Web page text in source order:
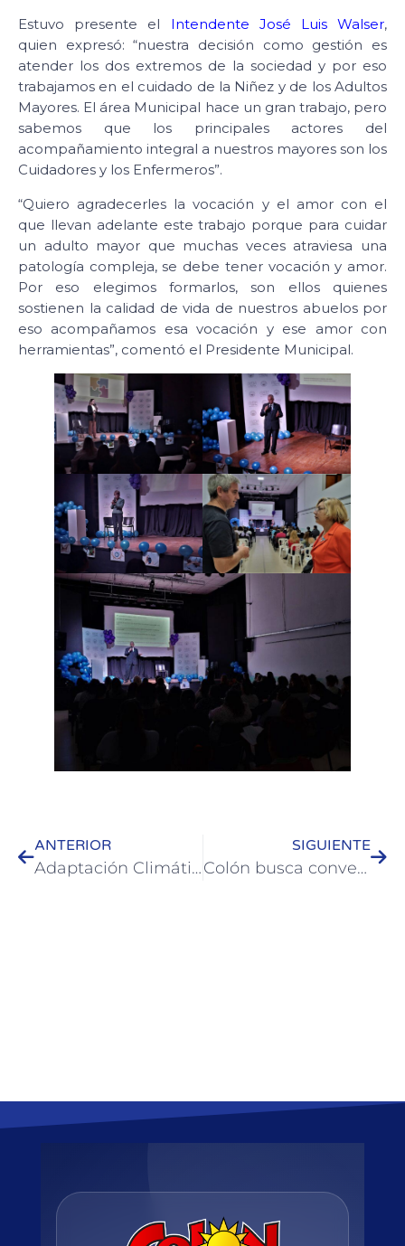
Estuvo presente el Intendente José Luis Walser,
quien expresó: “nuestra decisión como gestión es
atender los dos extremos de la sociedad y por eso
trabajamos en el cuidado de la Niñez y de los Adultos
Mayores. El área Municipal hace un gran trabajo, pero
sabemos que los principales actores del
acompañamiento integral a nuestros mayores son los
Cuidadores y los Enfermeros”.
“Quiero agradecerles la vocación y el amor con el
que llevan adelante este trabajo porque para cuidar
un adulto mayor que muchas veces atraviesa una
patología compleja, se debe tener vocación y amor.
Por eso elegimos formarlos, son ellos quienes
sostienen la calidad de vida de nuestros abuelos por
eso acompañamos esa vocación y ese amor con
herramientas”, comentó el Presidente Municipal.
ANTERIOR
Adaptación Climática: Municipios de Argentina y Uruguay se capacitan en Colón
SIGUIENTE
Colón busca convertirse en un destino de reuniones y eventos